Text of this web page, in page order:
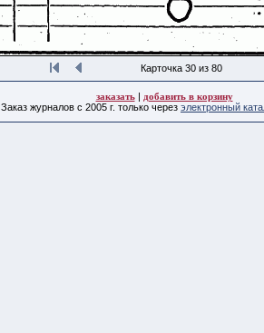
Карточка 30 из 80
заказать| добавить в корзину
Заказ журналов с 2005 г. только через электронный